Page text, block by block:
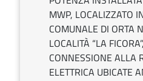
MWP, LOCALIZZATO
COMUNALE DI ORTA
LOCALITÀ “LA
CONNESSIONE ALLA
ELETTRICA UBICATE